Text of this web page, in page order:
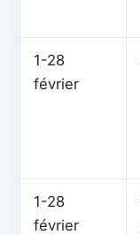
1-28
février
1-28
février